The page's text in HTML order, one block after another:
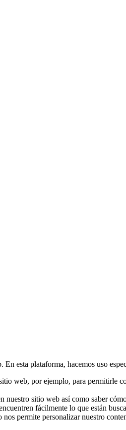
esta plataforma, hacemos uso
web, por ejemplo, para permitirle
nuestro sitio web así como saber
fácilmente lo que están
permite personalizar nuestro